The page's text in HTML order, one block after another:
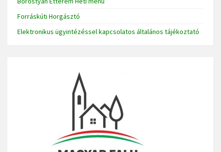
Forráskúti Horgásztó
Elektronikus ügyintézéssel kapcsolatos általános tájékoztató